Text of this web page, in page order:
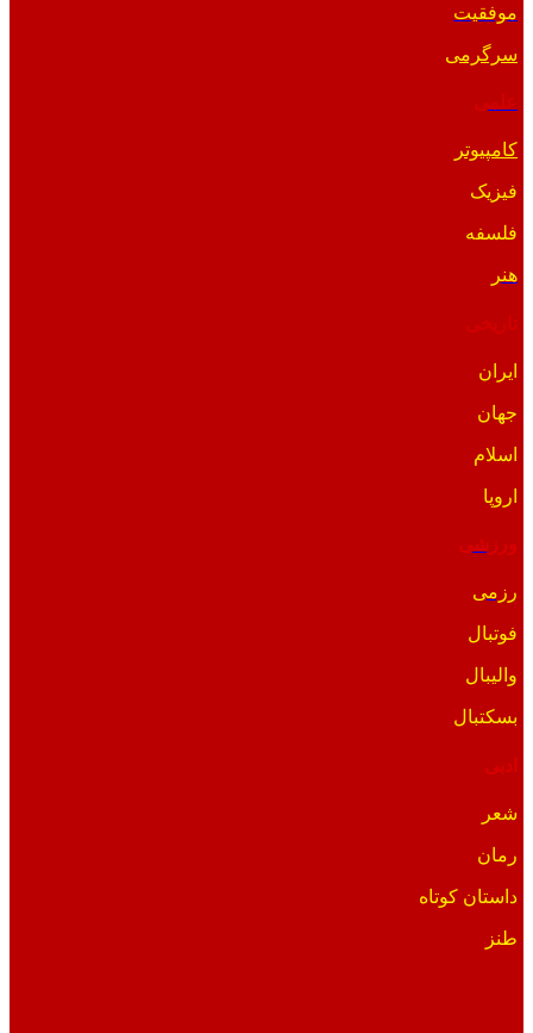
موفقیت
سرگرمی
کامپیوتر
فیزیک
فلسفه
هنر
ایران
جهان
اسلام
اروپا
ورزشی
رزمی
فوتبال
والیبال
بسکتبال
ادبی
شعر
رمان
داستان کوتاه
طنز